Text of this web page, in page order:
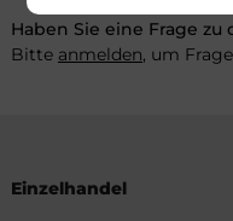
Haben Sie eine Frage
Bitte anmelden, um
Einzelhandel